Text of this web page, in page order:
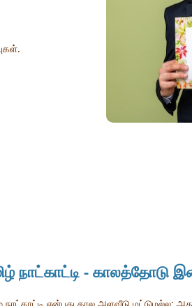
நாட்காட்டி -